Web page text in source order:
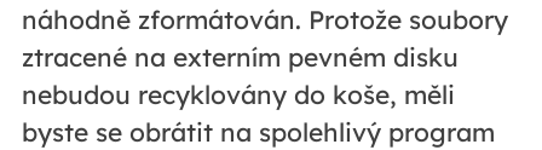
náhodně zformátován. Protože soubory
ztracené na externím pevném disku
nebudou recyklovány do koše, měli
byste se obrátit na spolehlivý program